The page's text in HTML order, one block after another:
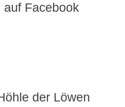
auf Facebook
der Löwen